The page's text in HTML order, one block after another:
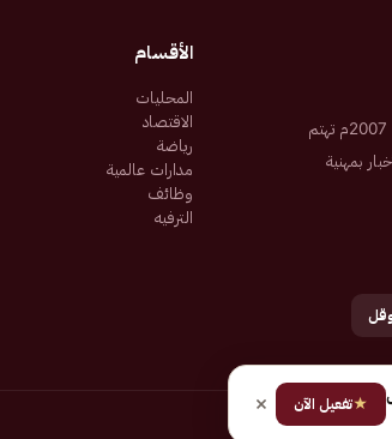
صحيفة إلكترونية سعودية تم تأسيسها عام 2007م تهتم
بمهنية
الأقسام
المحليات
الاقتصاد
رياضة
مدارات عالمية
وظائف
الترفيه
المالكة لصحيفة عاجل
★تفعيل الآن